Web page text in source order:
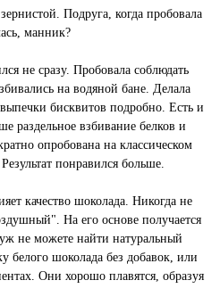
Подруга, когда пробовала
манник?
не сразу. Пробовала соблюдать
на водяной бане. Делала
бисквитов подробно. Есть и
раздельное взбивание белков и
опробована на классическом
понравился больше.
качество шоколада. Никогда не
На его основе получается
не можете найти натуральный
белого шоколада без добавок, или
Они хорошо плавятся, образуя